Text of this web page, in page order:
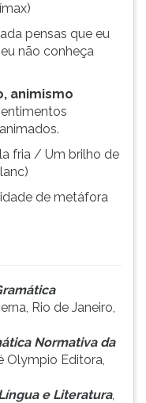
pensas que eu
não conheça
animismo
fria / Um brilho de
de metáfora
Rio de Janeiro,
Normativa da
Olympio Editora,
e Literatura,